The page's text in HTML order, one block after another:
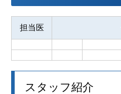
担当医
スタッフ紹介